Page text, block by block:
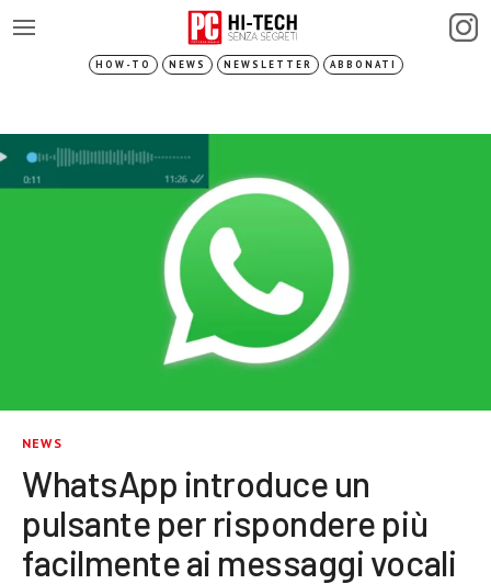
HOW-TO NEWS NEWSLETTER ABBONATI
NEWS
WhatsApp introduce un
pulsante per rispondere più
facilmente ai messaggi vocali